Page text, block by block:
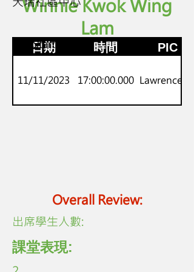
Winnie Kwok Wing
Lam
日期 時間 PIC
11/11/2023 17:00:00.000 Lawrence Lo
Overall Review:
P.1-2
劍橋Starters
​出席學生人數:
課堂表現: